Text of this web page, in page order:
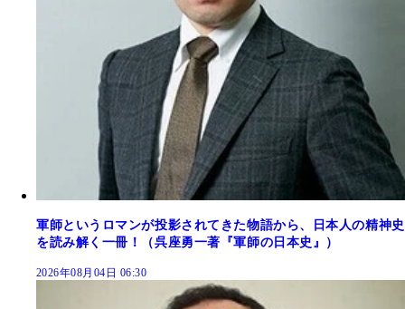
軍師というロマンが投影されてきた物語から、日本人の精神史
を読み解く一冊！（呉座勇一著『軍師の日本史』）
2026年08月04日 06:30